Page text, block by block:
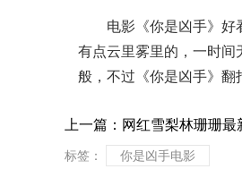
电影《你是凶手》好
有点云里雾里的，一时间
般，不过《你是凶手》翻
上一篇： 网红雪梨林珊珊
标签： 你是凶手电影